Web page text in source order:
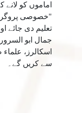
اماموں کو
"خصوصی
تعلیم دی جائے
جمال ابو
اسکالرز،
سے کریں گے۔